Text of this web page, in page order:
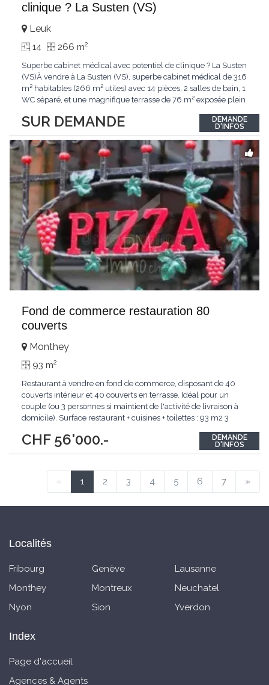
clinique ? La Susten (VS)
SUR DEMANDE
Leuk
14 266 m2
Superbe cabinet médical avec potentiel de clinique ? La Susten
(VS)À vendre à La Susten (VS), superbe cabinet médical de 316
m² habitables (266 m² utiles) avec 14 pièces, 2 salles de bain, 1
WC séparé, et une magnifique terrasse de 76 m² exposée plein
lumineux offre une vue imprenable sur les montagnes et se
situe à proximité...
DEMANDE
D'INFOS
Fond de commerce restauration 80
couverts
CHF 56'000.-
Monthey
93 m2
Restaurant à vendre en fond de commerce, disposant de 40
couverts intérieur et 40 couverts en terrasse. Idéal pour un
couple (ou 3 personnes si maintient de l'activité de livraison à
domicile). Surface restaurant + cuisines + toilettes : 93 m2 3
restaurant. Cuisine équipée et fonctionnelle, tout le mobilier et
les équipements...
DEMANDE
D'INFOS
« 1 2 3 4 5 6 7 »
Localités
Fribourg Genève
Lausanne
Monthey
Montreux
Neuchatel
Nyon
Sion Yverdon
Index
Page d'accueil
Agences & Agents